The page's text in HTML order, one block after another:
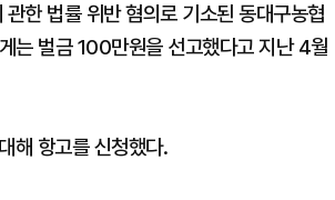
한 법률 위반 혐의로 기소된 동대구농협
는 벌금 100만원을 선고했다고 지난 4월
해 항고를 신청했다.